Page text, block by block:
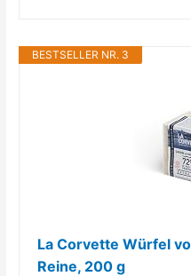
BESTSELLER NR. 3
La Corvette Würfel
Reine, 200 g